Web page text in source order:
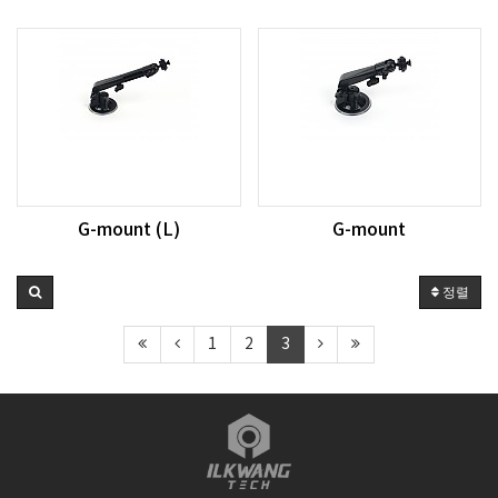
G-mount (L) G-mount
정렬
1 2 3